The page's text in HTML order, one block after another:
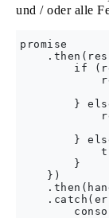
und / oder alle
promise
if
}
}
        }
    })